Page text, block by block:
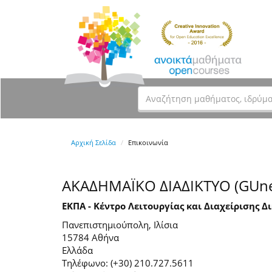
Αρχική Σελίδα Επικοινωνία
ΑΚΑΔΗΜΑΪΚΟ ΔΙΑΔΙΚΤΥΟ
ΕΚΠΑ - Κέντρο Λειτουργίας και Διαχείρισης
Πανεπιστημιούπολη, Ιλίσια
15784 Αθήνα
Ελλάδα
Τηλέφωνο: (+30) 210.727.5611